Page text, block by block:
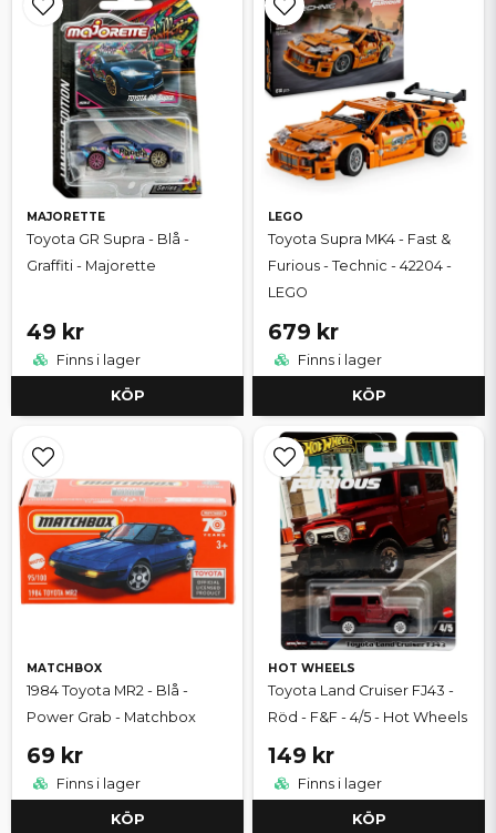
MAJORETTE
Toyota GR Supra - Blå -
Graffiti - Majorette
49 kr
Finns i lager
KÖP
LEGO
Toyota Supra MK4 - Fast &
Furious - Technic - 42204 -
LEGO
679 kr
Finns i lager
KÖP
MATCHBOX
1984 Toyota MR2 - Blå -
Power Grab - Matchbox
69 kr
Finns i lager
KÖP
HOT WHEELS
Toyota Land Cruiser FJ43 -
Röd - F&F - 4/5 - Hot Wheels
149 kr
Finns i lager
KÖP